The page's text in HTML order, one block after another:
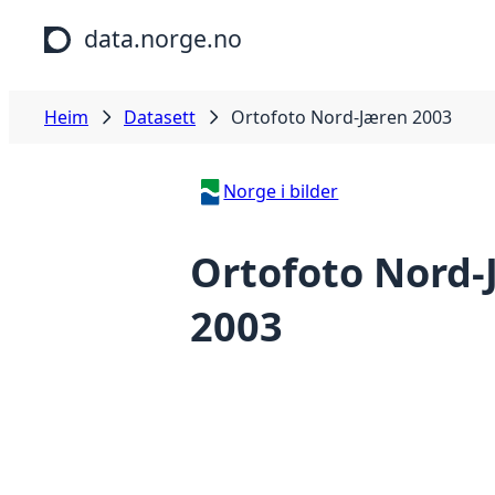
Hopp til hovudinnhald
data.norge.no
Heim Datasett Ortofoto Nord-Jæren 2003
Norge i bilder
Ortofoto
2003